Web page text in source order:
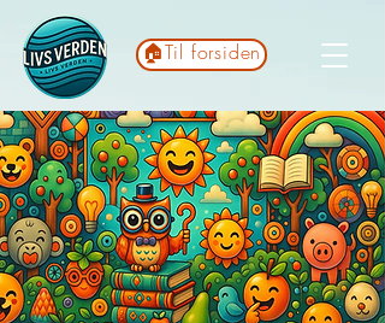
🏠Til forsiden